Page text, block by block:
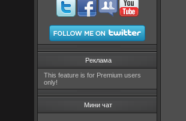
Реклама
This feature is for Premium users
only!
Мини чат